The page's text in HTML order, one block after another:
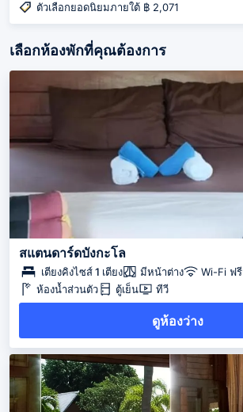
ตัวเลือกยอดนิยมภายใต้ ฿ 2,071
เลือกห้องพักที่คุณต้องการ
สแตนดาร์ดบังกะโล
เตียงคิงไซส์ 1 เตียง มีหน้าต่าง Wi-Fi ฟรี
ห้องน้ำส่วนตัว
ตู้เย็น ทีวี
ดูห้องว่าง